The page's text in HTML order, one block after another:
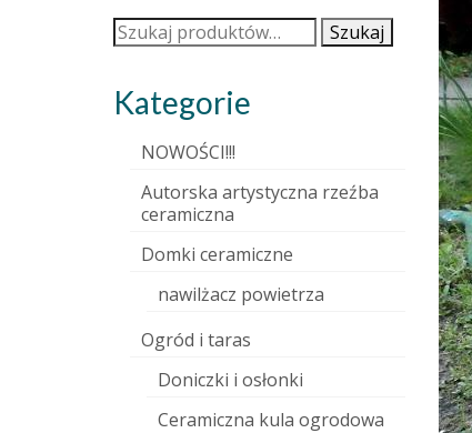
Szukaj: Szukaj
Kategorie
NOWOŚCI!!!
Autorska artystyczna rzeźba
ceramiczna
Domki ceramiczne
nawilżacz powietrza
Ogród i taras
Doniczki i osłonki
Ceramiczna kula ogrodowa